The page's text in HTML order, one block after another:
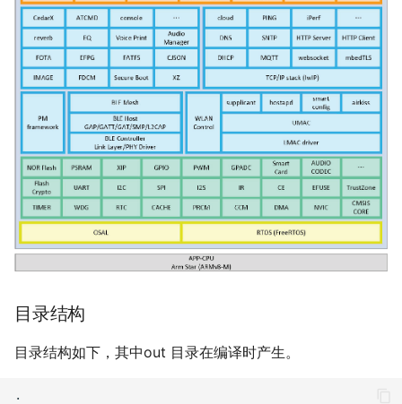
目录结构
目录结构如下，其中out 目录在编译时产生。
.